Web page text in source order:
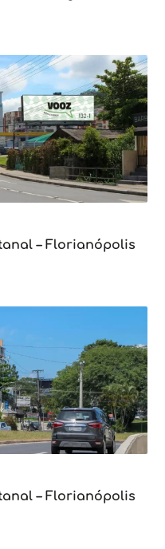
– Florianópolis
– Florianópolis